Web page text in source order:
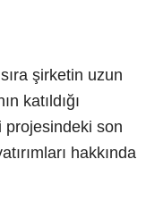
sıra şirketin uzun
katıldığı
projesindeki son
hakkında